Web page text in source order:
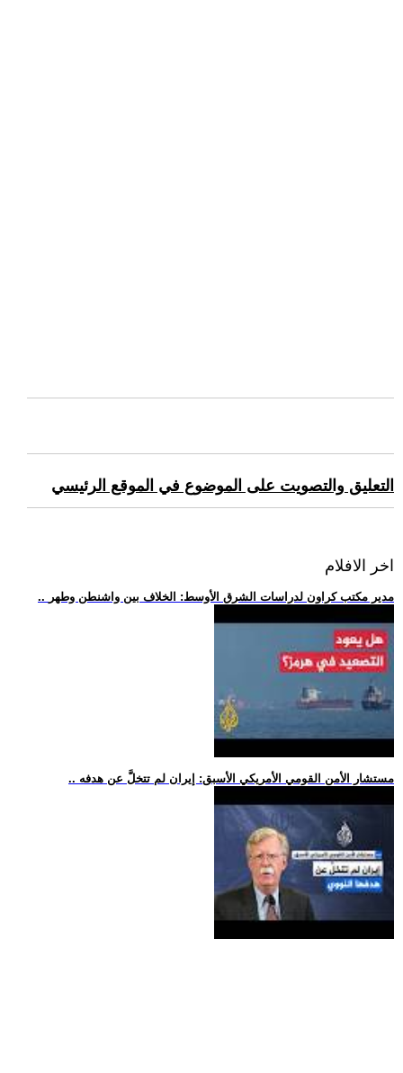
التعليق والتصويت على الموضوع في الموقع الرئيسي
اخر الافلام
.. مدير مكتب كراون لدراسات الشرق الأوسط: الخلاف بين واشنطن وطهر
.. مستشار الأمن القومي الأمريكي الأسبق: إيران لم تتخلَّ عن هدفه